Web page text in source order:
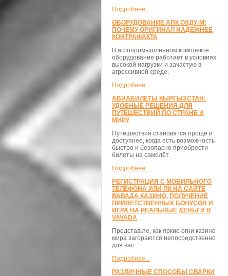
Подробнее...
ОБОРУДОВАНИЕ АПК ОЗДУ-М:
ПОЧЕМУ ОРИГИНАЛ НАДЕЖНЕЕ
КОНТРАФАКТА
В агропромышленном комплексе
оборудование работает в условиях
высокой нагрузки и зачастую в
агрессивной среде.
Подробнее...
АВИАБИЛЕТЫ КЫРГЫЗСТАН:
УДОБНЫЕ РЕШЕНИЯ ДЛЯ
ПУТЕШЕСТВИЙ ПО СТРАНЕ И
МИРУ
Путешествия становятся проще и
доступнее, когда есть возможность
быстро и безопасно приобрести
билеты на самолёт.
Подробнее...
РЕГИСТРАЦИЯ С МОБИЛЬНОГО
ТЕЛЕФОНА ИЛИ ПК НА САЙТЕ
ВАВАДА КАЗИНО, ПОЛУЧЕНИЕ
ПРИВЕТСТВЕННЫХ БОНУСОВ И
ИГРА НА РЕАЛЬНЫЕ ДЕНЬГИ В
VAVADA
Представьте, как яркие огни казино
мира загораются непосредственно
для вас.
Подробнее...
РАЗЛИЧНЫЕ СПОСОБЫ СВАРКИ